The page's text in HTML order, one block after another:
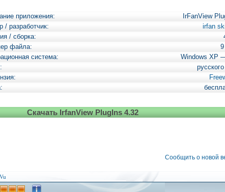
приложения:
IrFanView
/ разработчик:
irfan
/ сборка:
файла:
система:
Windows XP
Скачать IrfanView PlugIns 4.32
Сообщить о новой